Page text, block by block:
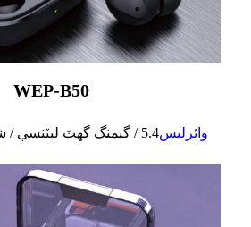
WEP-B50
وائرليس5.4 / گيمنگ گهٽ ليٽنسي / شاک آواز جي معيار